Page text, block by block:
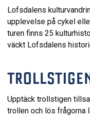
Lofsdalens
upplevelse på cykel
turen finns 25
väckt Lofsdalens
Upptäck trollstigen
trollen och lös frågorna